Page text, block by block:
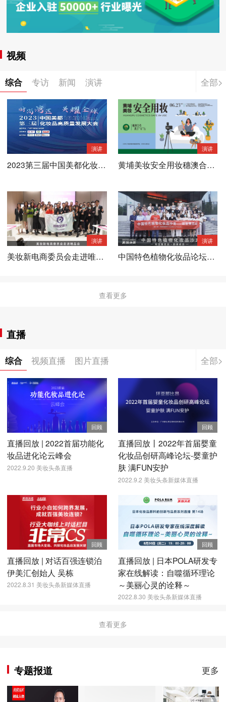
视频
综合 专访 新闻 演讲 全部>
演讲
2023第三届中国美都化妆品
演讲
黄埔美妆安全用妆穗澳合作
演讲
美妆新电商委员会走进唯品
演讲
中国特色植物化妆品论坛
查看更多
直播
综合 视频直播 图片直播 全部>
回顾
直播回放 | 2022首届功能化
妆品进化论云峰会
2022.9.20 美妆头条直播
回顾
直播回放丨2022年首届婴童
化妆品创研高峰论坛-婴童护
肤 满FUN安护
2022.9.2 美妆头条新媒体直播
回顾
直播回放 | 对话百强连锁泊
伊美汇创始人 吴栋
2022.8.31 美妆头条新媒体直播
回顾
直播回放 | 日本POLA研发专
家在线解读：自噬循环理论
～美丽心灵的诠释～
2022.8.30 美妆头条新媒体直播
查看更多
专题报道 更多